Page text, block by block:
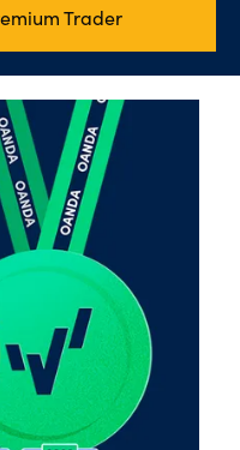
Trader